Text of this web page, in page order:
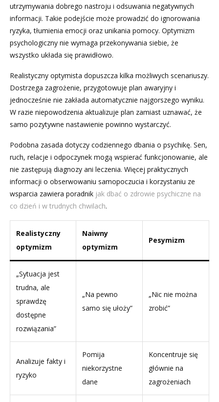
utrzymywania dobrego nastroju i odsuwania negatywnych
informacji. Takie podejście może prowadzić do ignorowania
ryzyka, tłumienia emocji oraz unikania pomocy. Optymizm
psychologiczny nie wymaga przekonywania siebie, że
wszystko układa się prawidłowo.
Realistyczny optymista dopuszcza kilka możliwych scenariuszy.
Dostrzega zagrożenie, przygotowuje plan awaryjny i
jednocześnie nie zakłada automatycznie najgorszego wyniku.
W razie niepowodzenia aktualizuje plan zamiast uznawać, że
samo pozytywne nastawienie powinno wystarczyć.
Podobna zasada dotyczy codziennego dbania o psychikę. Sen,
ruch, relacje i odpoczynek mogą wspierać funkcjonowanie, ale
nie zastępują diagnozy ani leczenia. Więcej praktycznych
informacji o obserwowaniu samopoczucia i korzystaniu ze
wsparcia zawiera poradnik jak dbać o zdrowie psychiczne na
co dzień i w trudnych chwilach.
Realistyczny
optymizm
Naiwny
optymizm
Pesymizm
„Sytuacja jest
trudna, ale
sprawdzę
dostępne
rozwiązania”
„Na pewno
samo się ułoży”
„Nic nie można
zrobić”
Analizuje fakty i
ryzyko
Pomija
niekorzystne
dane
Koncentruje się
głównie na
zagrożeniach